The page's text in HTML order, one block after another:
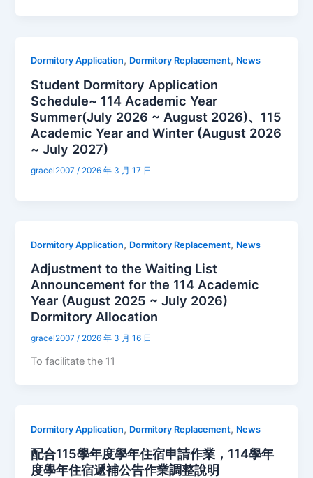
Dormitory Application, Dormitory Replacement, News
Student Dormitory Application
Schedule~ 114 Academic Year
Summer(July 2026 ~ August 2026)、115
Academic Year and Winter (August 2026
~ July 2027)
gracel2007/ 2026 年 3 月 17 日
Dormitory Application, Dormitory Replacement, News
Adjustment to the Waiting List
Announcement for the 114 Academic
Year (August 2025 ~ July 2026)
Dormitory Allocation
gracel2007/ 2026 年 3 月 16 日
To facilitate the 11
Dormitory Application, Dormitory Replacement, News
配合115學年度學年住宿申請作業，114學年
度學年住宿遞補公告作業調整說明